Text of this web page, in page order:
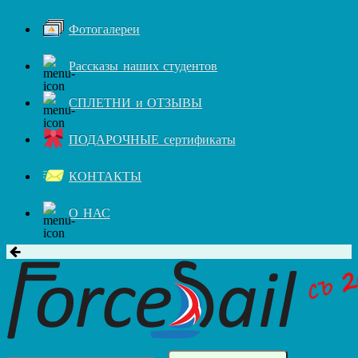
Фотогалереи
Рассказы наших студентов
СПЛЕТНИ и ОТЗЫВЫ
ПОДАРОЧНЫЕ сертификаты
КОНТАКТЫ
О НАС